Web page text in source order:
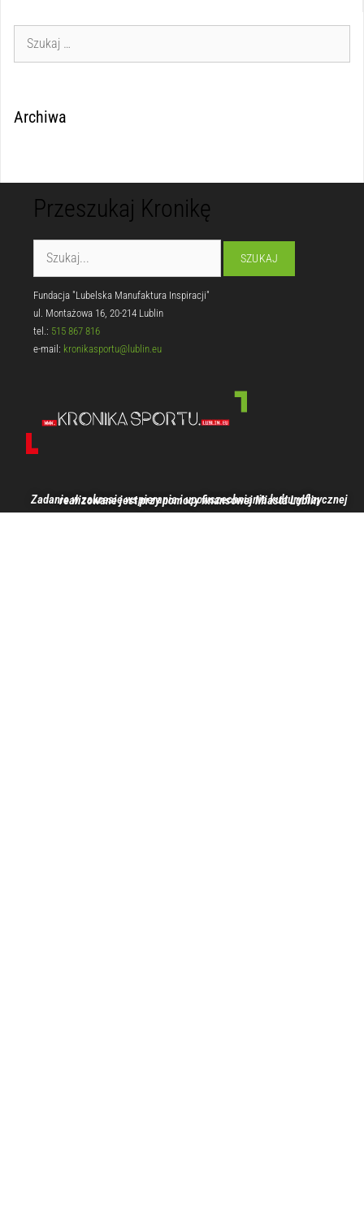
Archiwa
Przeszukaj Kronikę
Fundacja "Lubelska Manufaktura Inspiracji"
ul. Montażowa 16, 20-214 Lublin
tel.: 515 867 816
e-mail: kronikasportu@lublin.eu
Zadanie w zakresie wspierania i upowszechniania kultury fizycznej realizowane jest przy pomocy finansowej Miasta Lublin